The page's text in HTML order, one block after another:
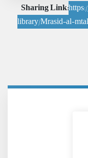
Sharing Link:
library/Mrasid-al-